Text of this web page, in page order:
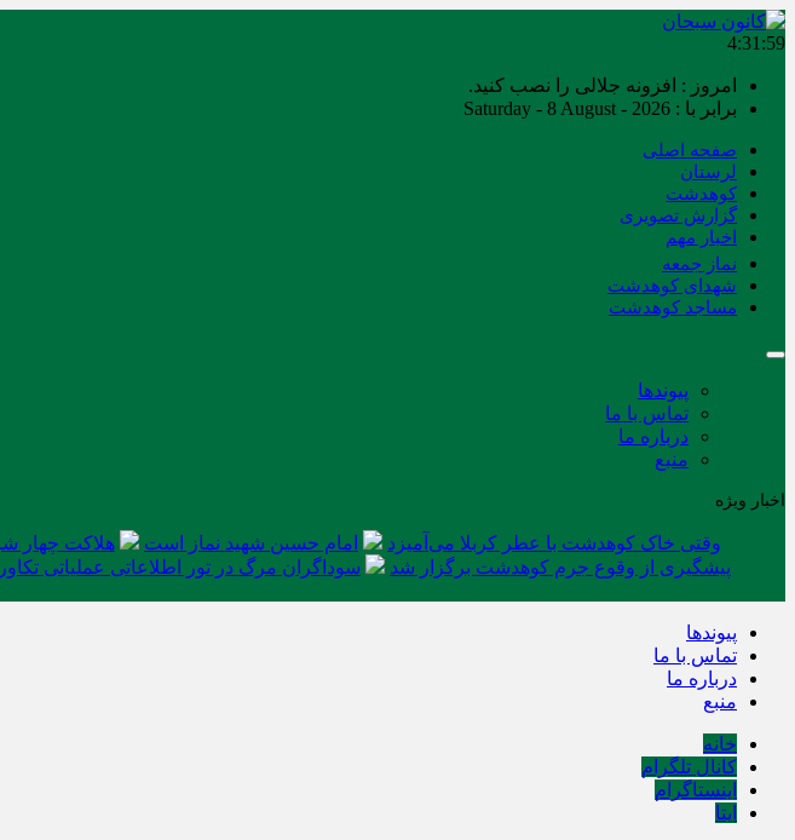
4:32:00
امروز : افزونه جلالی را نصب کنید.
برابر با : Saturday - 8 August - 2026
صفحه اصلی
لرستان
کوهدشت
گزارش تصویری
اخبار مهم
نماز جمعه
شهدای کوهدشت
مساجد کوهدشت
پیوندها
تماس با ما
درباره ما
منبع
اخبار ویژه
وقتی خاک کوهدشت با عطر کربلا می‌آمیزد امام حسین شهید نماز است هلاکت چهار شرور
پیشگیری از وقوع جرم کوهدشت برگزار شد
سوداگران مرگ در تور اطلاعاتی عملیاتی
پیوندها
تماس با ما
درباره ما
منبع
خانه
کانال تلگرام
اینستاگرام
ایتا